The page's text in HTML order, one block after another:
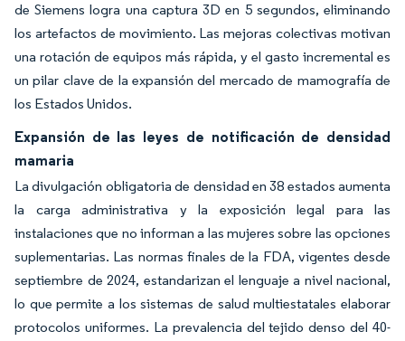
de Siemens logra una captura 3D en 5 segundos, eliminando
los artefactos de movimiento. Las mejoras colectivas motivan
una rotación de equipos más rápida, y el gasto incremental es
un pilar clave de la expansión del mercado de mamografía de
los Estados Unidos.
Expansión de las leyes de notificación de densidad
mamaria
La divulgación obligatoria de densidad en 38 estados aumenta
la carga administrativa y la exposición legal para las
instalaciones que no informan a las mujeres sobre las opciones
suplementarias. Las normas finales de la FDA, vigentes desde
septiembre de 2024, estandarizan el lenguaje a nivel nacional,
lo que permite a los sistemas de salud multiestatales elaborar
protocolos uniformes. La prevalencia del tejido denso del 40-